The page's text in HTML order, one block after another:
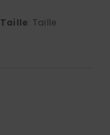
Taille: Taille